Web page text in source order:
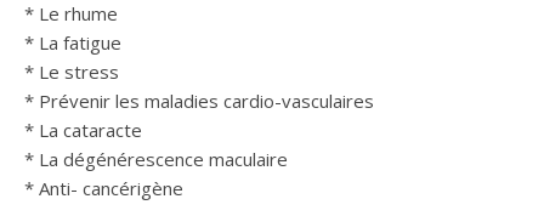
* Le rhume
* La fatigue
* Le stress
* Prévenir les maladies cardio-vasculaires
* La cataracte
* La dégénérescence maculaire
* Anti- cancérigène